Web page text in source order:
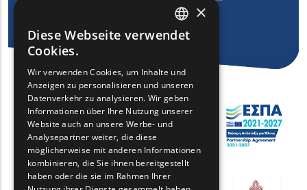
ENGLISH
FRENCH
BULGARIAN
ROMANIAN
TURKISH
×
Diese Webseite verwendet
Cookies.
Wir verwenden Cookies, um Inhalte und
Anzeigen zu personalisieren und unseren
Datenverkehr zu analysieren. Wir geben
Informationen über Ihre Nutzung unserer
Website auch an unsere Werbe- und
Analysepartner weiter, die diese
möglicherweise mit anderen Informationen
kombinieren, die Sie ihnen bereitgestellt
haben oder die sie im Rahmen Ihrer